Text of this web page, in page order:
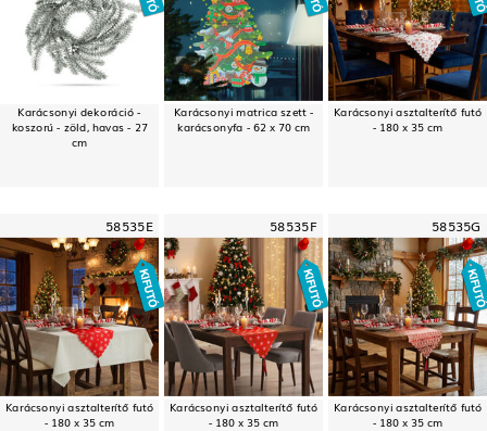
Karácsonyi dekoráció -
koszorú - zöld, havas - 27
cm
Karácsonyi matrica szett -
karácsonyfa - 62 x 70 cm
Karácsonyi asztalterítő futó
- 180 x 35 cm
58535E
Karácsonyi asztalterítő futó
- 180 x 35 cm
58535F
Karácsonyi asztalterítő futó
- 180 x 35 cm
58535G
Karácsonyi asztalterítő futó
- 180 x 35 cm